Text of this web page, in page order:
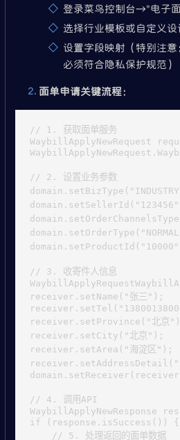
登录菜鸟控制台→"电子
选择行业模板或自定义设
设置字段映射（特别注
必须符合隐私保护规范）
面单申请关键流程：
// 1. 获取面单服务
WaybillApplyNewRequest
// 2. 设置业务参数
// 3. 收寄件人信息
receiver.setName("张三");
receiver.setProvince("北京
receiver.setCity("北京");
receiver.setArea("海淀区");
receiver.setAddressDetail("
// 4. 调用API
WaybillApplyNewResponse
if (response.isSuccess()) {
    // 5. 处理返回的面单数据